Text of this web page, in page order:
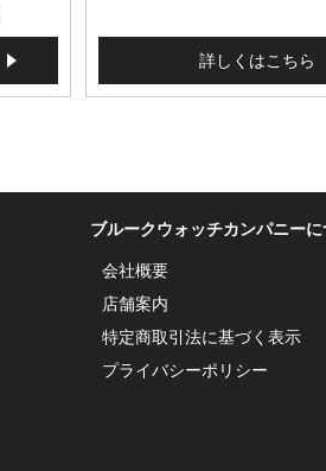
詳しくはこちら
ブルークウォッチカンパニーに
会社概要
店舗案内
特定商取引法に基づく表示
プライバシーポリシー